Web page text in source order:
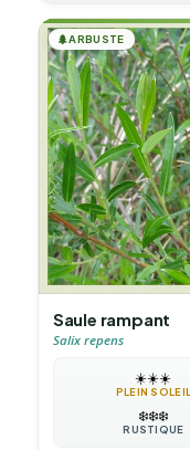
🌲ARBUSTE
Saule rampant
Salix repens
☀️☀️☀️
PLEIN SOLEIL
❄️❄️❄️
RUSTIQUE